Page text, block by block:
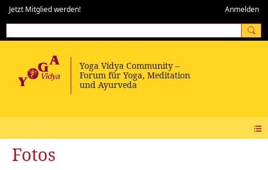
Jetzt Mitglied werden! Anmelden
Fotos